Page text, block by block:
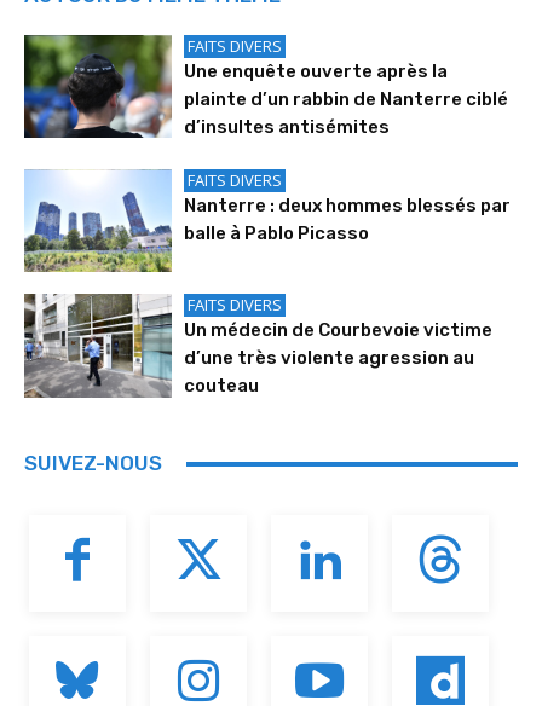
FAITS DIVERS
Une enquête ouverte après la
plainte d’un rabbin de Nanterre ciblé
d’insultes antisémites
FAITS DIVERS
Nanterre : deux hommes blessés par
balle à Pablo Picasso
FAITS DIVERS
Un médecin de Courbevoie victime
d’une très violente agression au
couteau
SUIVEZ-NOUS